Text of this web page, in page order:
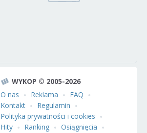
WYKOP © 2005-2026
O nas
Reklama
FAQ
Kontakt
Regulamin
Polityka prywatności i cookies
Hity
Ranking
Osiągnięcia